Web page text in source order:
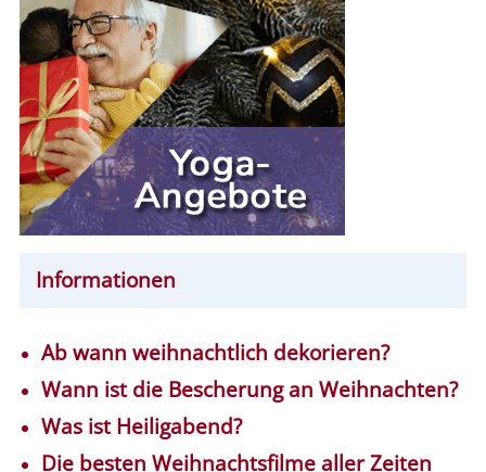
Informationen
Ab wann weihnachtlich dekorieren?
Wann ist die Bescherung an Weihnachten?
Was ist Heiligabend?
Die besten Weihnachtsfilme aller Zeiten